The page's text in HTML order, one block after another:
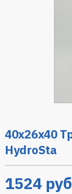
40х26х40
HydroSta
1524